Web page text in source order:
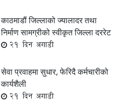
काठमाडौं जिल्लाको ज्यालादर तथा
निर्माण सामग्रीको स्वीकृत जिल्ला दररेट
21 दिन अगाडी
सेवा प्रवाहमा सुधार, फेरिदै कर्मचारीको
कार्यशैली
21 दिन अगाडी